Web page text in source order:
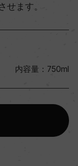
せます。
内容量：750ml